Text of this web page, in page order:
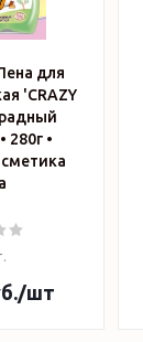
для
'CRAZY
280г •
/шт